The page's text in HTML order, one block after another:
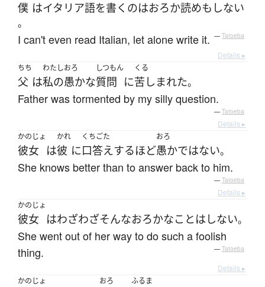
僕 はイタリア語を書く のはおろか読めも しない
。
I can't even read Italian, let alone write it. — Tatoeba
Details ▸
ちち
父 は
わたし
私の
おろ
愚かな
しつもん
質問 に
くる
苦しまれた。
Father was tormented by my silly question.
— Tatoeba
Details ▸
かのじょ
彼女 は
かれ
彼 に
くちごた
口答えするほど
おろ
愚かではない。
She knows better than to answer back to him.
— Tatoeba
Details ▸
かのじょ
彼女 はわざわざそんなおろかなことは しない。
She went out of her way to do such a foolish
thing.
— Tatoeba
Details ▸
かのじょ
おろ ふるま